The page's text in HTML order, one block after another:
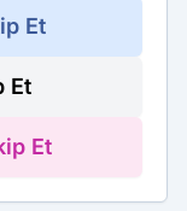
Et
Et
Et